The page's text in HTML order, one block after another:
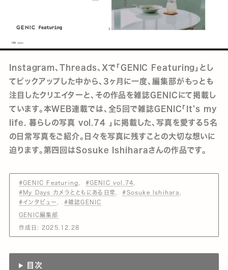
Instagram、Threads、Xで「GENIC Featuring」とし
てピックアップした中から、3ヶ月に一度、編集部がもっとも
注目したクリエイターと、その作品を雑誌GENICにて掲載し
ています。本WEB連載では、全5回で雑誌GENIC「It’s my
life. 暮らしの写真 vol.74 」に掲載した、写真を愛する5名
の日常写真をご紹介。日々を写真に残すことの大切な想いに
迫ります。第四回はSosuke Ishiharaさんの作品です。
#GENIC Featuring
#GENIC vol.74
#My Days カメラとともにある日常
#Sosuke Ishihara
#インタビュー
#雑誌GENIC
GENIC編集部
作成日: 2025.12.28
目次